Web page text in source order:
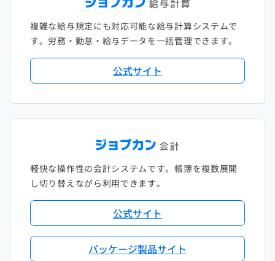
複雑な給与規定にも対応可能な給与計算システムで
す。労務・勤怠・給与データを一括管理できます。
公式サイト
軽快な操作性の会計システムです。帳簿を複数展開
し切り替えながら利用できます。
公式サイト
パッケージ製品サイト